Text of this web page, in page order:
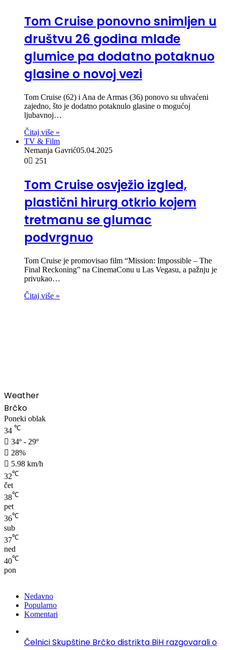
Tom Cruise ponovno snimljen u
društvu 26 godina mlađe
glumice pa dodatno potaknuo
glasine o novoj vezi
Tom Cruise (62) i Ana de Armas (36) ponovo su uhvaćeni
zajedno, što je dodatno potaknulo glasine o mogućoj
ljubavnoj…
Čitaj više »
TV & Film
Nemanja Gavrić05.04.2025
0
251
Tom Cruise osvježio izgled,
plastični hirurg otkrio kojem
tretmanu se glumac
podvrgnuo
Tom Cruise je promovisao film “Mission: Impossible – The
Final Reckoning” na CinemaConu u Las Vegasu, a pažnju je
privukao…
Čitaj više »
Weather
Brčko
Poneki oblak
34 ℃
34º - 29º
28%
5.98 km/h
32℃
čet
38℃
pet
36℃
sub
37℃
ned
40℃
pon
Nedavno
Popularno
Komentari
Čelnici Skupštine Brčko distrikta BiH razgovarali o